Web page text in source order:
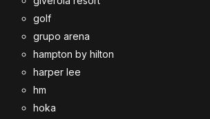
golf
grupo arena
hampton by hilton
harper lee
hm
hoka